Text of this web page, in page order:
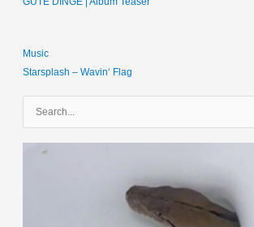
Music
Starsplash – Wavin‘ Flag
c